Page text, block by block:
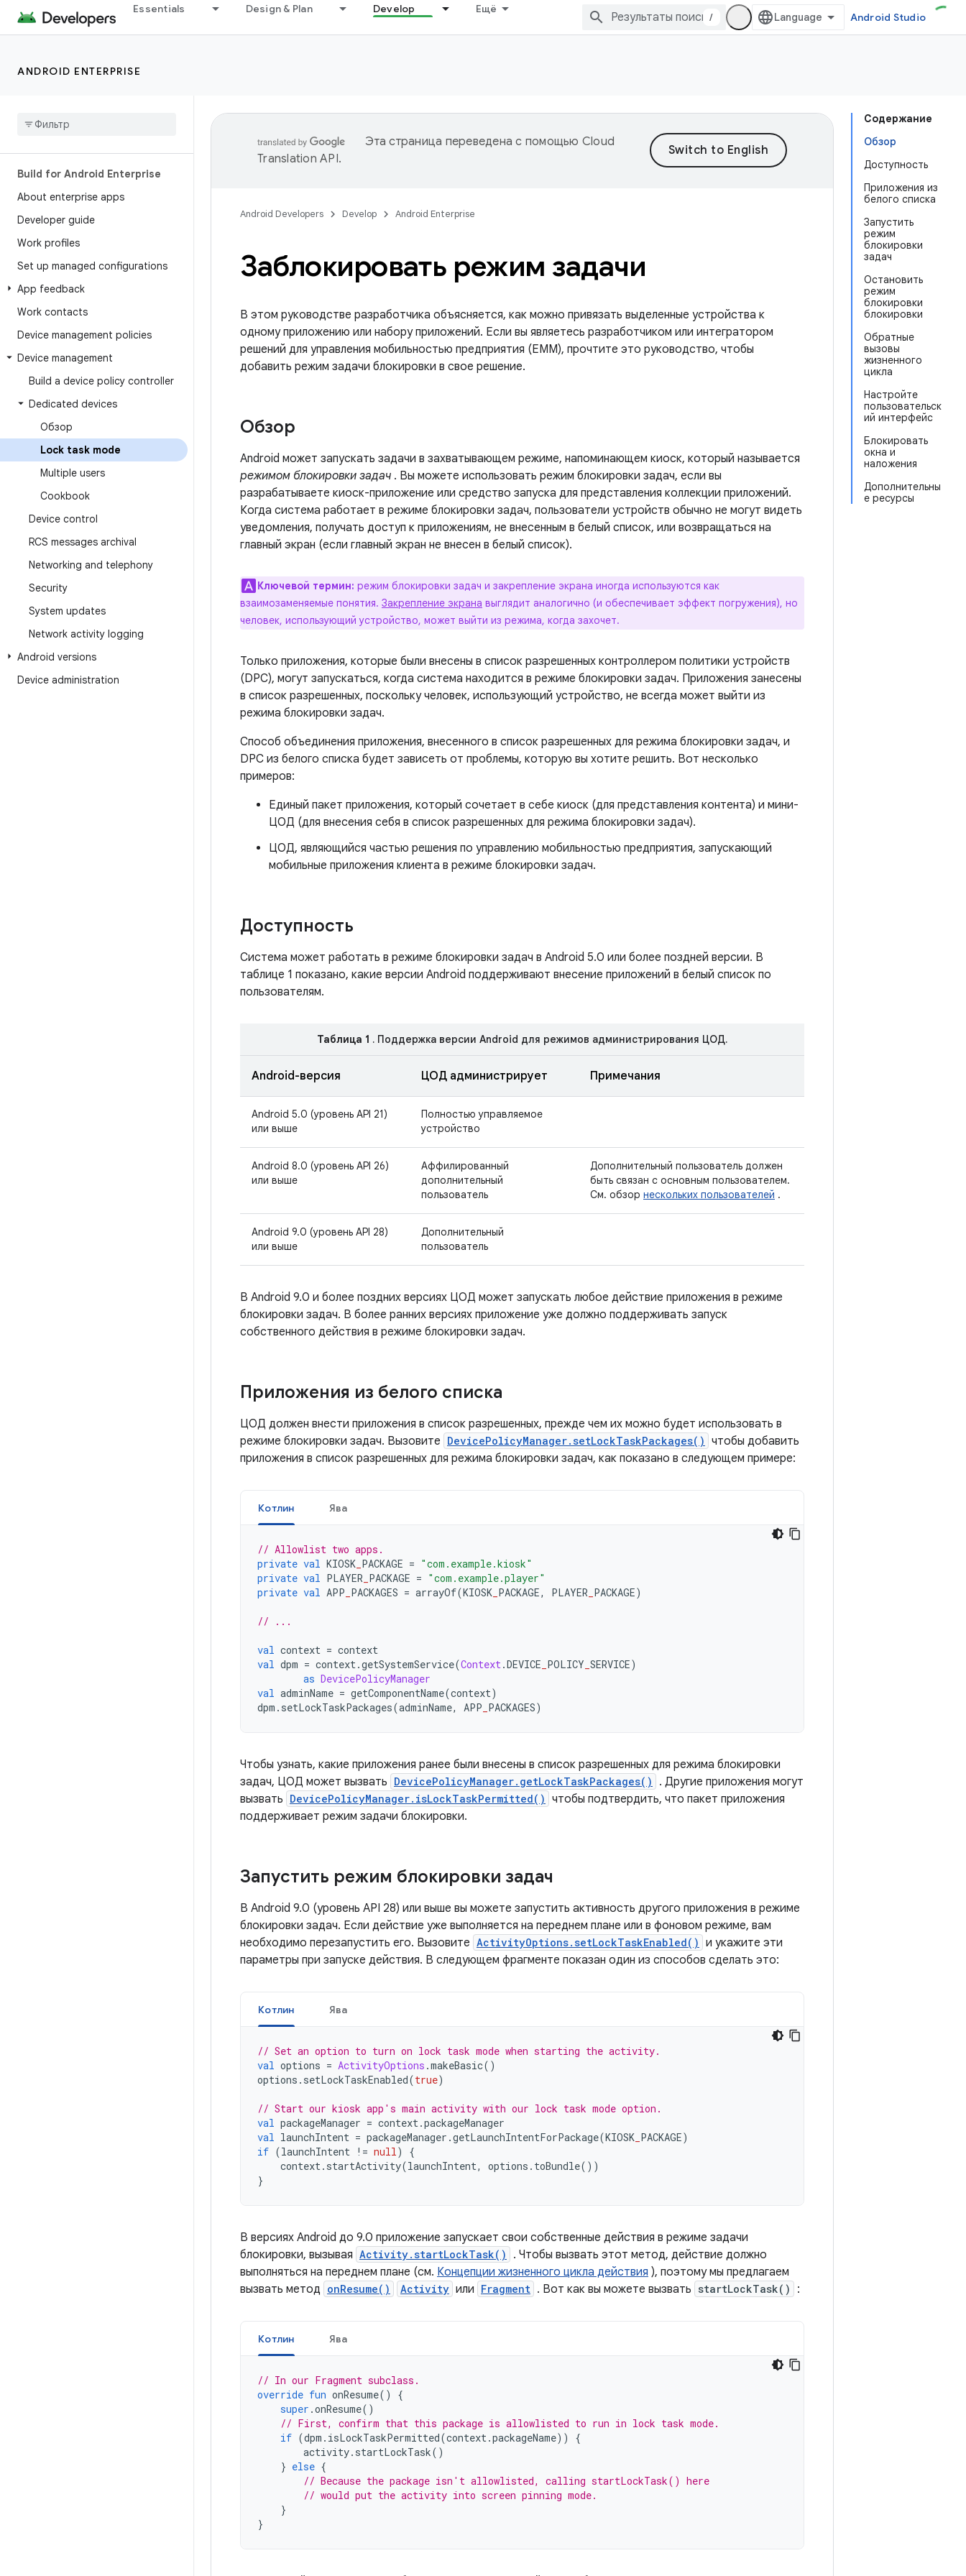
Essentials Design & Plan Develop Ещё
/ Android Studio
ANDROID ENTERPRISE
Build for Android Enterprise
About enterprise apps
Developer guide
Work profiles
Set up managed configurations
App feedback
Work contacts
Device management policies
Device management
Build a device policy controller
Dedicated devices
Обзор
Lock task mode
Multiple users
Cookbook
Device control
RCS messages archival
Networking and telephony
Security
System updates
Network activity logging
Android versions
Device administration
Содержание
Обзор
Доступность
Приложения из
белого списка
Запустить
режим
блокировки
задач
Остановить
режим
блокировки
блокировки
Обратные
вызовы
жизненного
цикла
Настройте
пользовательск
ий интерфейс
Блокировать
окна и
наложения
Дополнительны
е ресурсы
Эта страница переведена с помощью Cloud
Translation API.
Android Developers Develop Android Enterprise
Заблокировать режим задачи
В этом руководстве разработчика объясняется, как можно привязать выделенные устройства к
одному приложению или набору приложений. Если вы являетесь разработчиком или интегратором
решений для управления мобильностью предприятия (EMM), прочтите это руководство, чтобы
добавить режим задачи блокировки в свое решение.
Обзор
Android может запускать задачи в захватывающем режиме, напоминающем киоск, который называется
режимом блокировки задач . Вы можете использовать режим блокировки задач, если вы
разрабатываете киоск-приложение или средство запуска для представления коллекции приложений.
Когда система работает в режиме блокировки задач, пользователи устройств обычно не могут видеть
уведомления, получать доступ к приложениям, не внесенным в белый список, или возвращаться на
главный экран (если главный экран не внесен в белый список).
Ключевой термин: режим блокировки задач и закрепление экрана иногда используются как
взаимозаменяемые понятия. Закрепление экрана выглядит аналогично (и обеспечивает эффект погружения), но
человек, использующий устройство, может выйти из режима, когда захочет.
Только приложения, которые были внесены в список разрешенных контроллером политики устройств
(DPC), могут запускаться, когда система находится в режиме блокировки задач. Приложения занесены
в список разрешенных, поскольку человек, использующий устройство, не всегда может выйти из
режима блокировки задач.
Способ объединения приложения, внесенного в список разрешенных для режима блокировки задач, и
DPC из белого списка будет зависеть от проблемы, которую вы хотите решить. Вот несколько
примеров:
Единый пакет приложения, который сочетает в себе киоск (для представления контента) и мини-
ЦОД (для внесения себя в список разрешенных для режима блокировки задач).
ЦОД, являющийся частью решения по управлению мобильностью предприятия, запускающий
мобильные приложения клиента в режиме блокировки задач.
Доступность
Система может работать в режиме блокировки задач в Android 5.0 или более поздней версии. В
таблице 1 показано, какие версии Android поддерживают внесение приложений в белый список по
пользователям.
Таблица 1 . Поддержка версии Android для режимов администрирования ЦОД.
Android-версия ЦОД администрирует Примечания
Android 5.0 (уровень API 21)
или выше
Полностью управляемое
устройство
Android 8.0 (уровень API 26)
или выше
Аффилированный
дополнительный
пользователь
Дополнительный пользователь должен
быть связан с основным пользователем.
См. обзор нескольких пользователей .
Android 9.0 (уровень API 28)
или выше
Дополнительный
пользователь
В Android 9.0 и более поздних версиях ЦОД может запускать любое действие приложения в режиме
блокировки задач. В более ранних версиях приложение уже должно поддерживать запуск
собственного действия в режиме блокировки задач.
Приложения из белого списка
ЦОД должен внести приложения в список разрешенных, прежде чем их можно будет использовать в
режиме блокировки задач. Вызовите DevicePolicyManager.setLockTaskPackages() чтобы добавить
приложения в список разрешенных для режима блокировки задач, как показано в следующем примере:
Котлин Ява
// Allowlist two apps.
private val KIOSK PACKAGE = "com.example.kiosk"
private val PLAYER PACKAGE = "com.example.player"
private val APP PACKAGES = arrayOf(KIOSK PACKAGE, PLAYER PACKAGE)
// ...
val context = context
val dpm = context.getSystemService(Context.DEVICE POLICY SERVICE)
as DevicePolicyManager
val adminName = getComponentName(context)
dpm . setLockTaskPackages(adminName, APP PACKAGES)
Чтобы узнать, какие приложения ранее были внесены в список разрешенных для режима блокировки
задач, ЦОД может вызвать DevicePolicyManager.getLockTaskPackages()
. Другие приложения могут
вызвать DevicePolicyManager.isLockTaskPermitted() чтобы подтвердить, что пакет приложения
поддерживает режим задачи блокировки.
Запустить режим блокировки задач
В Android 9.0 (уровень API 28) или выше вы можете запустить активность другого приложения в режиме
блокировки задач. Если действие уже выполняется на переднем плане или в фоновом режиме, вам
необходимо перезапустить его. Вызовите ActivityOptions.setLockTaskEnabled() и укажите эти
параметры при запуске действия. В следующем фрагменте показан один из способов сделать это:
Котлин Ява
// Set an option to turn on lock task mode when starting the activity.
val options = ActivityOptions .makeBasic()
options . setLockTaskEnabled(true)
// Start our kiosk app's main activity with our lock task mode option.
val packageManager = context.packageManager
val launchIntent = packageManager .getLaunchIntentForPackage(KIOSK PACKAGE)
if (launchIntent != null)
{
context. startActivity(launchIntent, options . toBundle())
}
В версиях Android до 9.0 приложение запускает свои собственные действия в режиме задачи
блокировки, вызывая Activity.startLockTask()
. Чтобы вызвать этот метод, действие должно
выполняться на переднем плане (см. Концепции жизненного цикла действия ), поэтому мы предлагаем
вызвать метод onResume() Activity или Fragment . Вот как вы можете вызвать startLockTask() :
Котлин Ява
// In our Fragment subclass.
override fun onResume()
{
super .onResume()
// First, confirm that this package is allowlisted to run in lock task mode.
if (dpm . isLockTaskPermitted(context.packageName))
{
activity. startLockTask()
} else {
// Because the package isn't allowlisted, calling startLockTask() here
// would put the activity into screen pinning mode.
}
}